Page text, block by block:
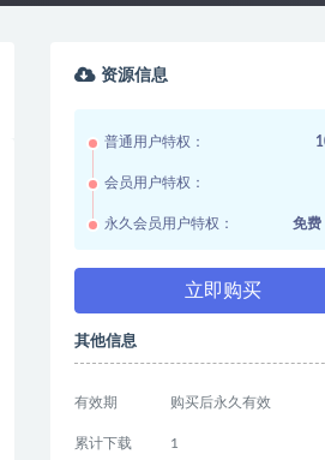
资源信息
普通用户特权：
会员用户特权：
永久会员用户特权： 免费
立即购买
其他信息
有效期 购买后永久有效
累计下载 1